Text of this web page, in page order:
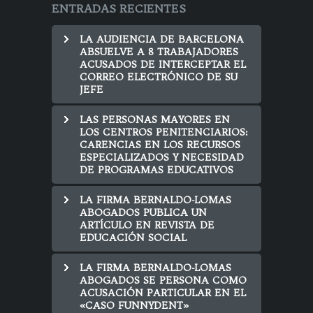
ENTRADAS RECIENTES
LA AUDIENCIA DE BARCELONA
ABSUELVE A 8 TRABAJADORES
ACUSADOS DE INTERCEPTAR EL
CORREO ELECTRÓNICO DE SU
JEFE
LAS PERSONAS MAYORES EN
LOS CENTROS PENITENCIARIOS:
CARENCIAS EN LOS RECURSOS
ESPECIALIZADOS Y NECESIDAD
DE PROGRAMAS EDUCATIVOS
LA FIRMA BERNALDO-LOMAS
ABOGADOS PUBLICA UN
ARTÍCULO EN REVISTA DE
EDUCACIÓN SOCIAL
LA FIRMA BERNALDO-LOMAS
ABOGADOS SE PERSONA COMO
ACUSACIÓN PARTICULAR EN EL
«CASO FUNNYDENT»